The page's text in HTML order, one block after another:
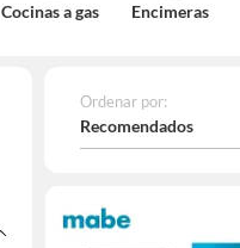
Cocinas a gas Encimeras
Ordenar por:
Recomendados